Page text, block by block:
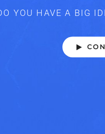
YOU HAVE A BIG